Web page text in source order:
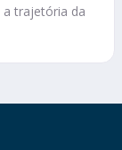
trajetória da